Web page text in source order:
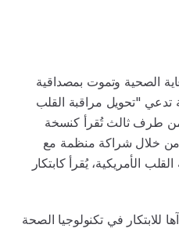
الصحية وتموت بمصداقية
تدعي "تحويل مراقبة القلب
من طرف ثالث تُقرأ كنسخة
من خلال شراكة منظمة مع
الأمريكية، يُقرأ كابتكار
للابتكار في تكنولوجيا الصحة